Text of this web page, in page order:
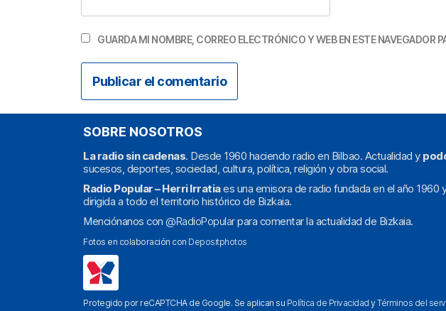
GUARDA MI NOMBRE, CORREO ELECTRÓNICO Y WEB EN ESTE NAVEGADOR
SOBRE NOSOTROS
La radio sin cadenas. Desde 1960 haciendo radio en Bilbao. Actualidad y
sucesos, deportes, sociedad, cultura, política, religión y obra social.
Radio Popular – Herri Irratiaes una emisora de radio fundada en el año
dirigida a todo el territorio histórico de Bizkaia.
Menciónanos con @RadioPopularpara comentar la actualidad de Bizkaia.
Fotos en colaboración con Depositphotos
Protegido por reCAPTCHA de Google. Se aplican su Política de Privacidad yTérminos del